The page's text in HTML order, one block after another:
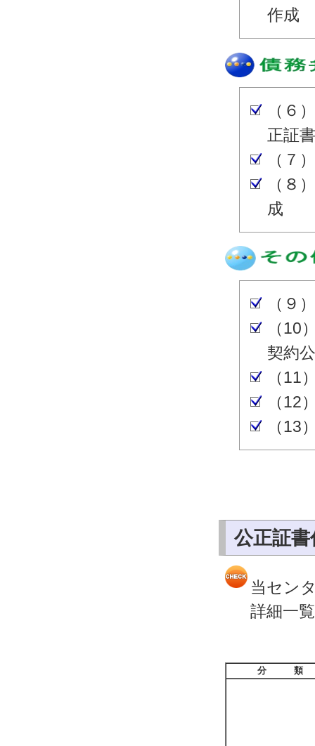
作成
（６
正証
（７
（８
成
（９
（10
契約
（11
（12
（13
公正証
当セン
詳細一
分 類